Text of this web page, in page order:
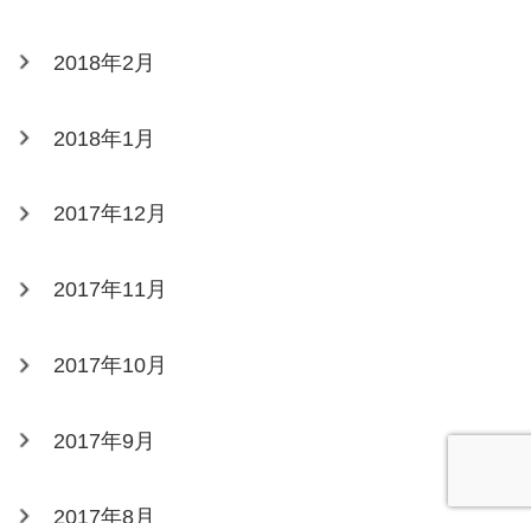
2018年2月
2018年1月
2017年12月
2017年11月
2017年10月
2017年9月
2017年8月